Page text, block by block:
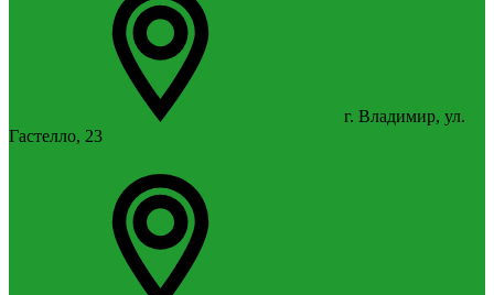
г. Владимир, ул.
Гастелло, 23